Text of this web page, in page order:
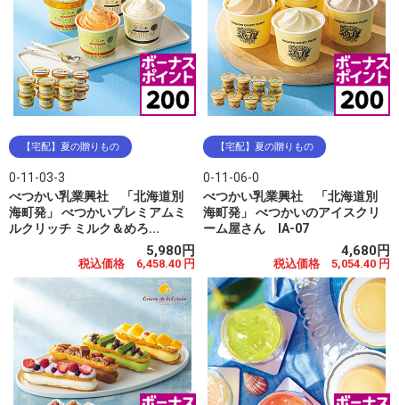
【宅配】夏の贈りもの
0-11-03-3
べつかい乳業興社 「北海道別
海町発」 べつかいプレミアムミ
ルクリッチ ミルク＆めろ...
5,980円
税込価格 6,458.40 円
【宅配】夏の贈りもの
0-11-06-0
べつかい乳業興社 「北海道別
海町発」 べつかいのアイスクリ
ーム屋さん IA-07
4,680円
税込価格 5,054.40 円